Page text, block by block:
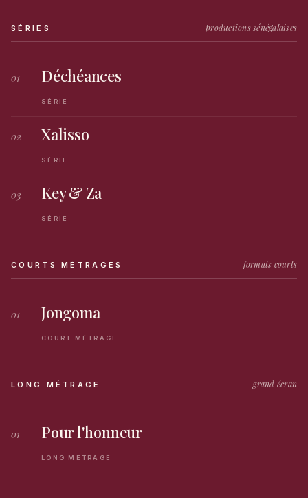
SÉRIES productions sénégalaises
01 Déchéances
SÉRIE
02 Xalisso
SÉRIE
03 Key & Za
SÉRIE
COURTS MÉTRAGES formats courts
01 Jongoma
COURT MÉTRAGE
LONG MÉTRAGE grand écran
01 Pour l'honneur
LONG MÉTRAGE